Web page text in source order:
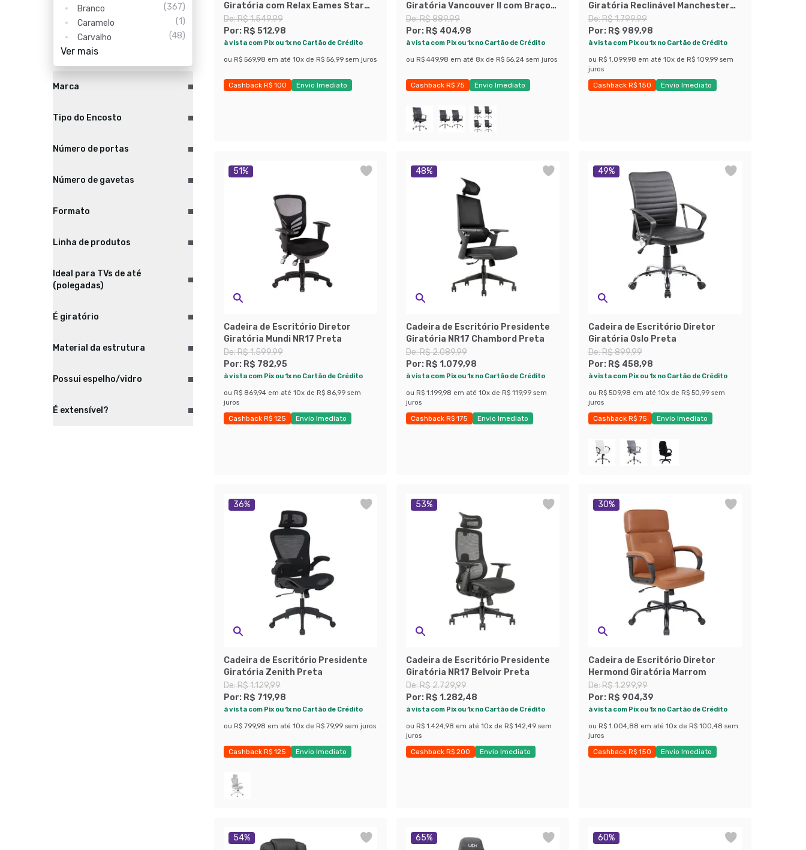
Branco
(367)
Caramelo
(1)
Carvalho
(48)
Ver mais
Marca
Tipo do Encosto
Número de portas
Número de gavetas
Formato
Linha de produtos
Ideal para TVs de até
(polegadas)
É giratório
Material da estrutura
Possui espelho/vidro
É extensível?
Giratória com Relax Eames Star
Preta
De:R$ 1.549,99
Por: R$ 512,98
à vista com Pix ou 1x no Cartão de Crédito
ou R$ 569,98 em até 10x de R$ 56,99 sem juros
Cashback R$ 100
Envio Imediato
Giratória Vancouver II com Braços
Preta
De:R$ 889,99
Por: R$ 404,98
à vista com Pix ou 1x no Cartão de Crédito
ou R$ 449,98 em até 8x de R$ 56,24 sem juros
Cashback R$ 75
Envio Imediato
Giratória Reclinável Manchester
Preta
De:R$ 1.799,99
Por: R$ 989,98
à vista com Pix ou 1x no Cartão de Crédito
ou R$ 1.099,98 em até 10x de R$ 109,99 sem
juros
Cashback R$ 150
Envio Imediato
51%
Cadeira de Escritório Diretor
Giratória Mundi NR17 Preta
De:R$ 1.599,99
Por: R$ 782,95
à vista com Pix ou 1x no Cartão de Crédito
ou R$ 869,94 em até 10x de R$ 86,99 sem
juros
Cashback R$ 125
Envio Imediato
48%
Cadeira de Escritório Presidente
Giratória NR17 Chambord Preta
De:R$ 2.089,99
Por: R$ 1.079,98
à vista com Pix ou 1x no Cartão de Crédito
ou R$ 1.199,98 em até 10x de R$ 119,99 sem
juros
Cashback R$ 175
Envio Imediato
49%
Cadeira de Escritório Diretor
Giratória Oslo Preta
De:R$ 899,99
Por: R$ 458,98
à vista com Pix ou 1x no Cartão de Crédito
ou R$ 509,98 em até 10x de R$ 50,99 sem
juros
Cashback R$ 75
Envio Imediato
36%
Cadeira de Escritório Presidente
Giratória Zenith Preta
De:R$ 1.129,99
Por: R$ 719,98
à vista com Pix ou 1x no Cartão de Crédito
ou R$ 799,98 em até 10x de R$ 79,99 sem juros
Cashback R$ 125
Envio Imediato
53%
Cadeira de Escritório Presidente
Giratória NR17 Belvoir Preta
De:R$ 2.729,99
Por: R$ 1.282,48
à vista com Pix ou 1x no Cartão de Crédito
ou R$ 1.424,98 em até 10x de R$ 142,49 sem
juros
Cashback R$ 200
Envio Imediato
30%
Cadeira de Escritório Diretor
Hermond Giratória Marrom
De:R$ 1.299,99
Por: R$ 904,39
à vista com Pix ou 1x no Cartão de Crédito
ou R$ 1.004,88 em até 10x de R$ 100,48 sem
juros
Cashback R$ 150
Envio Imediato
54% 65% 60%